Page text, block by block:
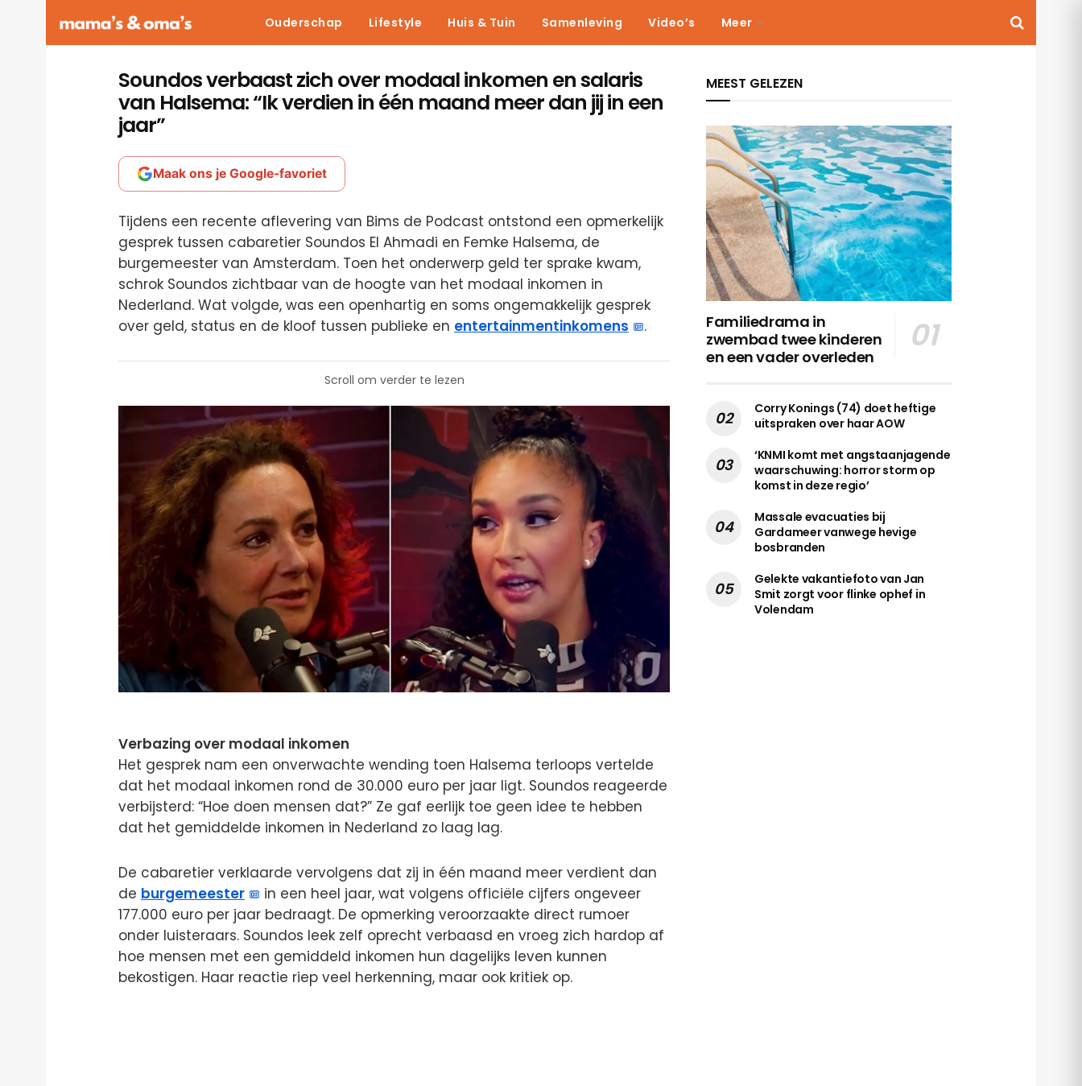
Ouderschap Lifestyle Huis & Tuin Samenleving Video’s Meer
Soundos verbaast zich over modaal inkomen en salaris
van Halsema: “Ik verdien in één maand meer dan jij in een
jaar”
Maak ons je Google-favoriet
Tijdens een recente aflevering van Bims de Podcast ontstond een opmerkelijk
gesprek tussen cabaretier Soundos El Ahmadi en Femke Halsema, de
burgemeester van Amsterdam. Toen het onderwerp geld ter sprake kwam,
schrok Soundos zichtbaar van de hoogte van het modaal inkomen in
Nederland. Wat volgde, was een openhartig en soms ongemakkelijk gesprek
over geld, status en de kloof tussen publieke en entertainmentinkomens .
Scroll om verder te lezen
Verbazing over modaal inkomen
Het gesprek nam een onverwachte wending toen Halsema terloops vertelde
dat het modaal inkomen rond de 30.000 euro per jaar ligt. Soundos reageerde
verbijsterd: “Hoe doen mensen dat?” Ze gaf eerlijk toe geen idee te hebben
dat het gemiddelde inkomen in Nederland zo laag lag.
De cabaretier verklaarde vervolgens dat zij in één maand meer verdient dan
de burgemeester
in een heel jaar, wat volgens officiële cijfers ongeveer
177.000 euro per jaar bedraagt. De opmerking veroorzaakte direct rumoer
onder luisteraars. Soundos leek zelf oprecht verbaasd en vroeg zich hardop af
hoe mensen met een gemiddeld inkomen hun dagelijks leven kunnen
bekostigen. Haar reactie riep veel herkenning, maar ook kritiek op.
MEEST GELEZEN
Familiedrama in
zwembad twee kinderen
en een vader overleden
Corry Konings (74) doet heftige
uitspraken over haar AOW
‘KNMI komt met angstaanjagende
waarschuwing: horror storm op
komst in deze regio’
Massale evacuaties bij
Gardameer vanwege hevige
bosbranden
Gelekte vakantiefoto van Jan
Smit zorgt voor flinke ophef in
Volendam